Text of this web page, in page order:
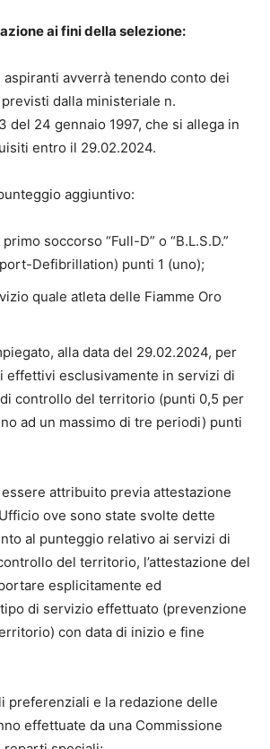
ai fini della selezione:
avverrà tenendo conto dei
dalla ministeriale n.
del 24 gennaio 1997, che si allega in
entro il 29.02.2024.
aggiuntivo:
soccorso “Full-D” o “B.L.S.D.”
Defibrillation) punti 1 (uno);
quale atleta delle Fiamme Oro
alla data del 29.02.2024, per
effettivi esclusivamente in servizi di
controllo del territorio (punti 0,5 per
ad un massimo di tre periodi) punti
attribuito previa attestazione
ove sono state svolte dette
al punteggio relativo ai servizi di
del territorio, l’attestazione del
esplicitamente ed
di servizio effettuato (prevenzione
con data di inizio e fine
preferenziali e la redazione delle
effettuate da una Commissione